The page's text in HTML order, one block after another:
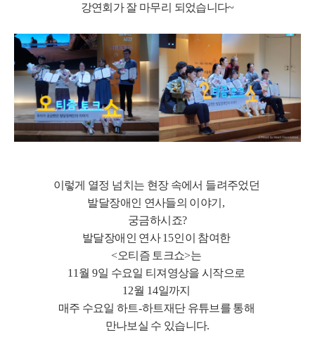
강연회가 잘 마무리 되었습니다~
이렇게 열정 넘치는 현장 속에서 들려주었던
발달장애인 연사들의 이야기 ,
궁금하시죠?
발달장애인 연사15인이 참여한
<오티즘 토크쇼>는
11월 9일 수요일 티져영상을 시작으로
12월 14일까지
매주 수요일 하트-하트재단 유튜브를 통해
만나보실 수 있습니다.